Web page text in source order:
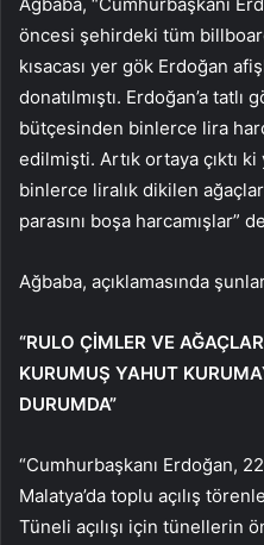
Ağbaba, “Cumhurbaşkanı
öncesi şehirdeki tüm
kısacası yer gök Erdoğan
donatılmıştı. Erdoğan’a
bütçesinden binlerce lira
edilmişti. Artık ortaya çıktı
binlerce liralık dikilen
parasını boşa harcamışlar”
Ağbaba, açıklamasında
“RULO ÇİMLER VE
KURUMUŞ YAHUT
DURUMDA”
“Cumhurbaşkanı Erdoğan,
Malatya’da toplu açılış
Tüneli açılışı için tünellerin